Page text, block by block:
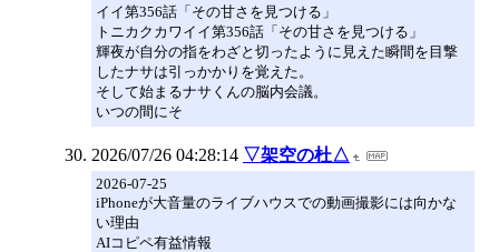
イイ第356話「その甘さを見つける」
トニカクカワイイ第356話「その甘さを見つける」
輝夜が自分の指をわざと切ったように見えた瞬間を目撃
したナサは引っかかりを覚えた。
そして始まるナサくんの脳内会議。
いつの間にそ
2026/07/26 04:28:14 ▽架空の杜△
2026-07-25
iPhoneが大音量のライブハウスでの動画撮影には向かな
い理由
AIコピペ有益情報